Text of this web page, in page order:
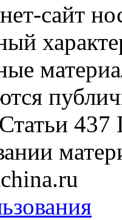
сайт
437